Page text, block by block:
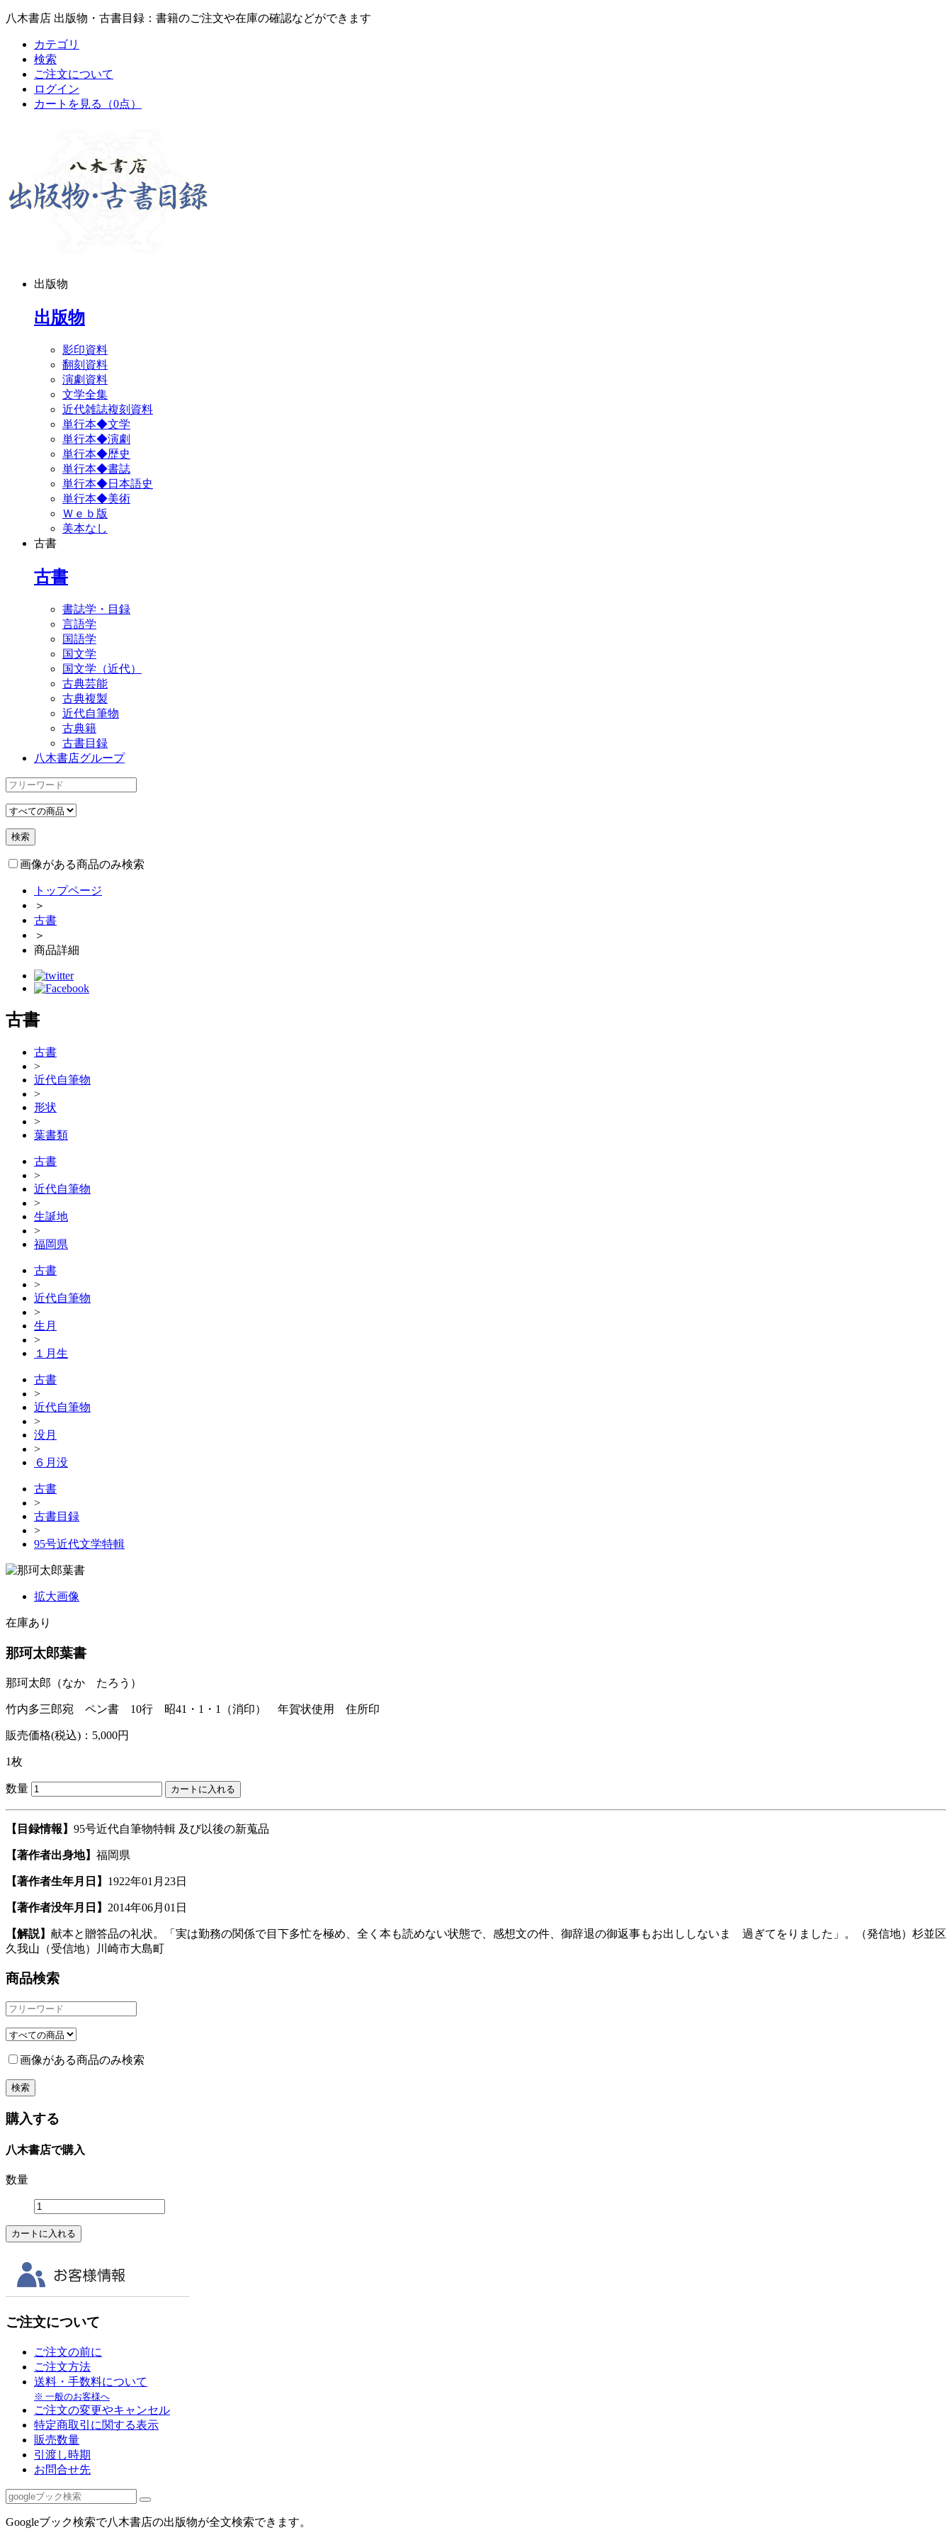
八木書店 出版物・古書目録：書籍のご注文や在庫の確認などができます
カテゴリ
検索
ご注文について
ログイン
カートを見る
（0点）
出版物
出版物
影印資料
翻刻資料
演劇資料
文学全集
近代雑誌複刻資料
単行本◆文学
単行本◆演劇
単行本◆歴史
単行本◆書誌
単行本◆日本語史
単行本◆美術
Ｗｅｂ版
美本なし
古書
古書
書誌学・目録
言語学
国語学
国文学
国文学（近代）
古典芸能
古典複製
近代自筆物
古典籍
古書目録
八木書店グループ
画像がある商品のみ検索
トップページ
＞
古書
＞
商品詳細
古書
古書
>
近代自筆物
>
形状
>
葉書類
古書
>
近代自筆物
>
生誕地
>
福岡県
古書
>
近代自筆物
>
生月
>
１月生
古書
>
近代自筆物
>
没月
>
６月没
古書
>
古書目録
>
95号近代文学特輯
拡大画像
在庫あり
那珂太郎葉書
那珂太郎 （なか たろう）
竹内多三郎宛 ペン書 10行 昭41・1・1（消印） 年賀状使用 住所印
販売価格(税込)：5,000円
1枚
数量
【目録情報】 95号近代自筆物特輯 及び以後の新蒐品
【著作者出身地】 福岡県
【著作者生年月日】 1922年01月23日
【著作者没年月日】 2014年06月01日
【解説】 献本と贈答品の礼状。「実は勤務の関係で目下多忙を極め、全く本も読めない状態で、感想文の件、御辞退の御返事もお出ししないまゝ過ぎてをりました」。（発信地）杉並区
久我山（受信地）川崎市大島町
商品検索
画像がある商品のみ検索
購入する
八木書店で購入
数量
ご注文について
ご注文の前に
ご注文方法
送料・手数料について
※ 一般のお客様へ
ご注文の変更やキャンセル
特定商取引に関する表示
販売数量
引渡し時期
お問合せ先
Googleブック検索で八木書店の出版物が全文検索できます。